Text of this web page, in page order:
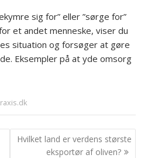
sig for” eller ”sørge for”
et andet menneske, viser du
situation og forsøger at gøre
Eksempler på at yde omsorg
Hvilket land er verdens største
eksportør af oliven?